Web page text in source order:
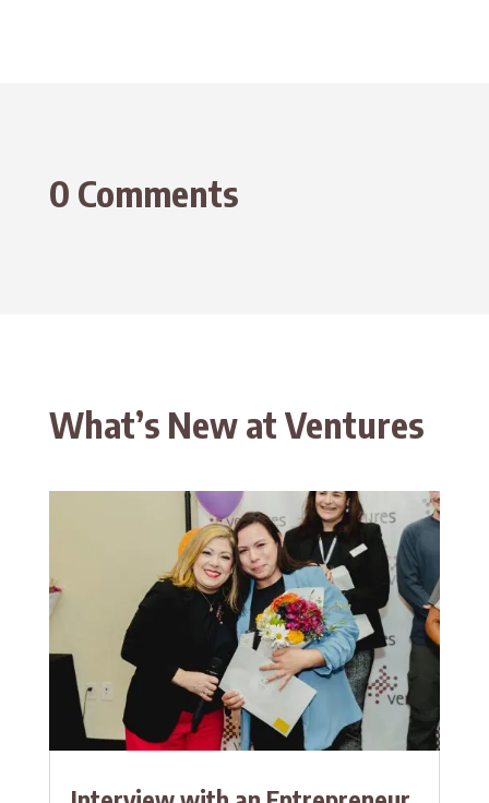
0 Comments
What’s New at Ventures